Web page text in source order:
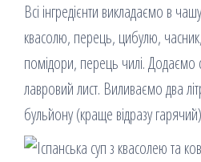
Всі інгредієнти викладаємо в
квасолю, перець, цибулю,
помідори, перець чилі. Додаємо
лавровий лист. Виливаємо два
бульйону (краще відразу